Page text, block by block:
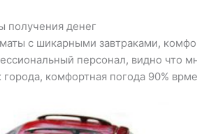
получения денег
с шикарными завтраками,
персонал, видно что
комфортная погода 90%